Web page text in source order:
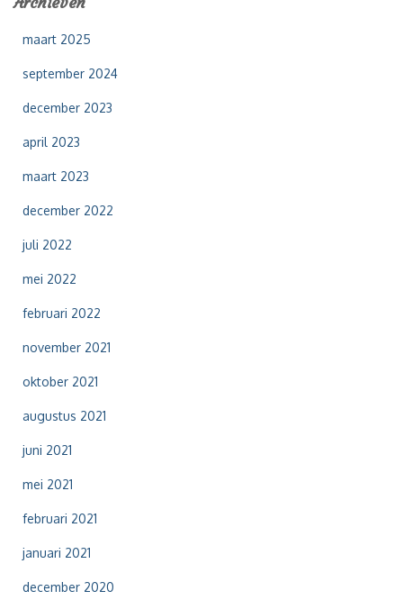
n
maart 2025
september 2024
december 2023
april 2023
maart 2023
december 2022
juli 2022
mei 2022
februari 2022
november 2021
oktober 2021
augustus 2021
juni 2021
mei 2021
februari 2021
januari 2021
december 2020